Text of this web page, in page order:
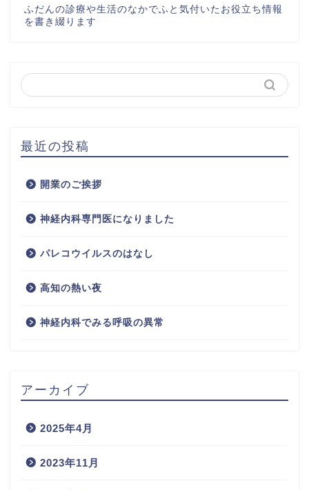
ふだんの診療や生活のなかでふと気付いたお役立ち情報
を書き綴ります
最近の投稿
開業のご挨拶
神経内科専門医になりました
パレコウイルスのはなし
高知の熱い夜
神経内科でみる呼吸の異常
アーカイブ
2025年4月
2023年11月